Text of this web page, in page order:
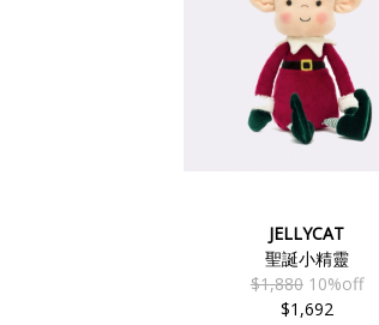
JELLYCAT
聖誕小精靈
$1,880 10%off
$1,692